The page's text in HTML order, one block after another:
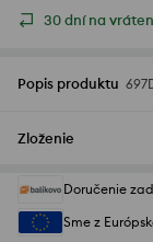
30 dní na
Popis produktu
Zloženie
Doručenie
Sme z